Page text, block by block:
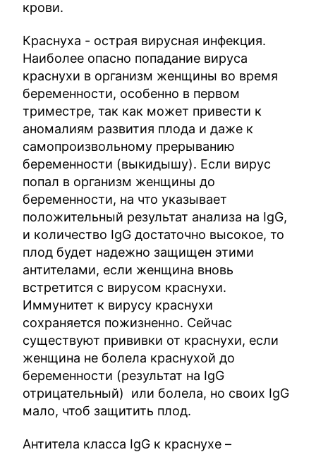
крови.
Краснуха - острая вирусная инфекция.
Наиболее опасно попадание вируса
краснухи в организм женщины во время
беременности, особенно в первом
триместре, так как может привести к
аномалиям развития плода и даже к
самопроизвольному прерыванию
беременности (выкидышу). Если вирус
попал в организм женщины до
беременности, на что указывает
положительный результат анализа на IgG,
и количество IgG достаточно высокое, то
плод будет надежно защищен этими
антителами, если женщина вновь
встретится с вирусом краснухи.
Иммунитет к вирусу краснухи
сохраняется пожизненно. Сейчас
существуют прививки от краснухи, если
женщина не болела краснухой до
беременности (результат на IgG
отрицательный) или болела, но своих IgG
мало, чтоб защитить плод.
Антитела класса IgG к краснухе –